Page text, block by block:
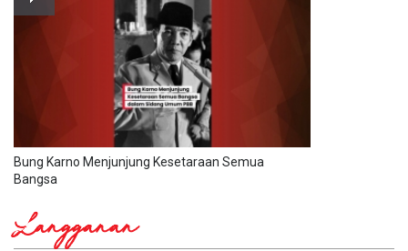
Bung Karno Menjunjung Kesetaraan Semua
Bangsa
Langganan